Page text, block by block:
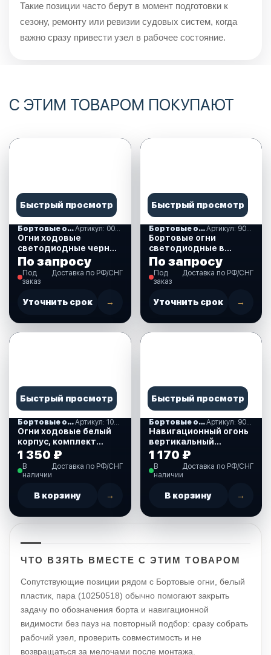
Такие позиции часто берут в момент подготовки к
сезону, ремонту или ревизии судовых систем, когда
важно сразу привести узел в рабочее состояние.
С ЭТИМ ТОВАРОМ ПОКУПАЮТ
Быстрый просмотр
Бортовые огни
Огни ходовые
светодиодные черный
корпус, комплект
(00331)
По запросу
Под
заказ
Доставка по РФ/СНГ
Уточнить срок →
Быстрый просмотр
Бортовые огни Артикул: 900050
Бортовые огни
светодиодные в
чёрном корпусе
(900050)
По запросу
Под
заказ
Доставка по РФ/СНГ
Уточнить срок →
Быстрый просмотр
Бортовые огни
Огни ходовые белый
корпус, комплект
(10811)
1 350 ₽
В
наличии
Доставка по РФ/СНГ
В корзину →
Быстрый просмотр
Бортовые огни Артикул: 900054
Навигационный огонь
вертикальный
светодиодный крас
(900054)
1 170 ₽
В
наличии
Доставка по РФ/СНГ
В корзину →
ЧТО ВЗЯТЬ ВМЕСТЕ С ЭТИМ ТОВАРОМ
Сопутствующие позиции рядом с Бортовые огни, белый
пластик, пара (10250518) обычно помогают закрыть
задачу по обозначения борта и навигационной
видимости без пауз на повторный подбор: сразу собрать
рабочий узел, проверить совместимость и не
возвращаться за мелочами после монтажа.